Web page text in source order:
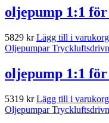
oljepump 1:1
5829 kr Lägg till i varukorg
Oljepumpar
oljepump 1:1 för
5319 kr Lägg till i varukorg
Oljepumpar